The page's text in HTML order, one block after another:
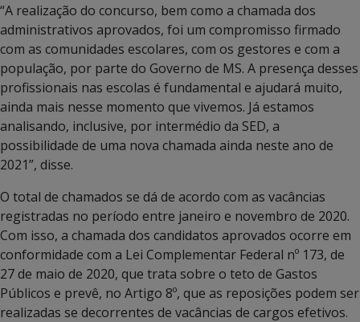
“A realização do concurso, bem como a chamada dos
administrativos aprovados, foi um compromisso firmado
com as comunidades escolares, com os gestores e com a
população, por parte do Governo de MS. A presença desses
profissionais nas escolas é fundamental e ajudará muito,
ainda mais nesse momento que vivemos. Já estamos
analisando, inclusive, por intermédio da SED, a
possibilidade de uma nova chamada ainda neste ano de
2021”, disse.
O total de chamados se dá de acordo com as vacâncias
registradas no período entre janeiro e novembro de 2020.
Com isso, a chamada dos candidatos aprovados ocorre em
conformidade com a Lei Complementar Federal nº 173, de
27 de maio de 2020, que trata sobre o teto de Gastos
Públicos e prevê, no Artigo 8º, que as reposições podem ser
realizadas se decorrentes de vacâncias de cargos efetivos.